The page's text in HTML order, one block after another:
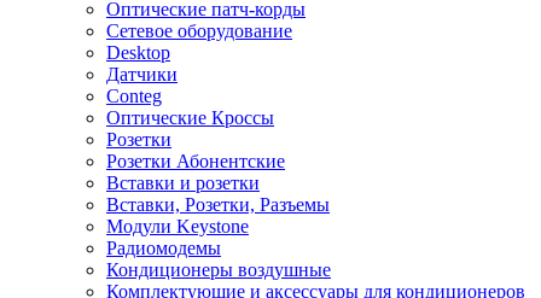
Оптические патч-корды
Сетевое оборудование
Desktop
Датчики
Conteg
Оптические Кроссы
Розетки
Розетки Абонентские
Вставки и розетки
Вставки, Розетки, Разъемы
Модули Keystone
Радиомодемы
Кондиционеры воздушные
Комплектующие и аксессуары для кондиционеров